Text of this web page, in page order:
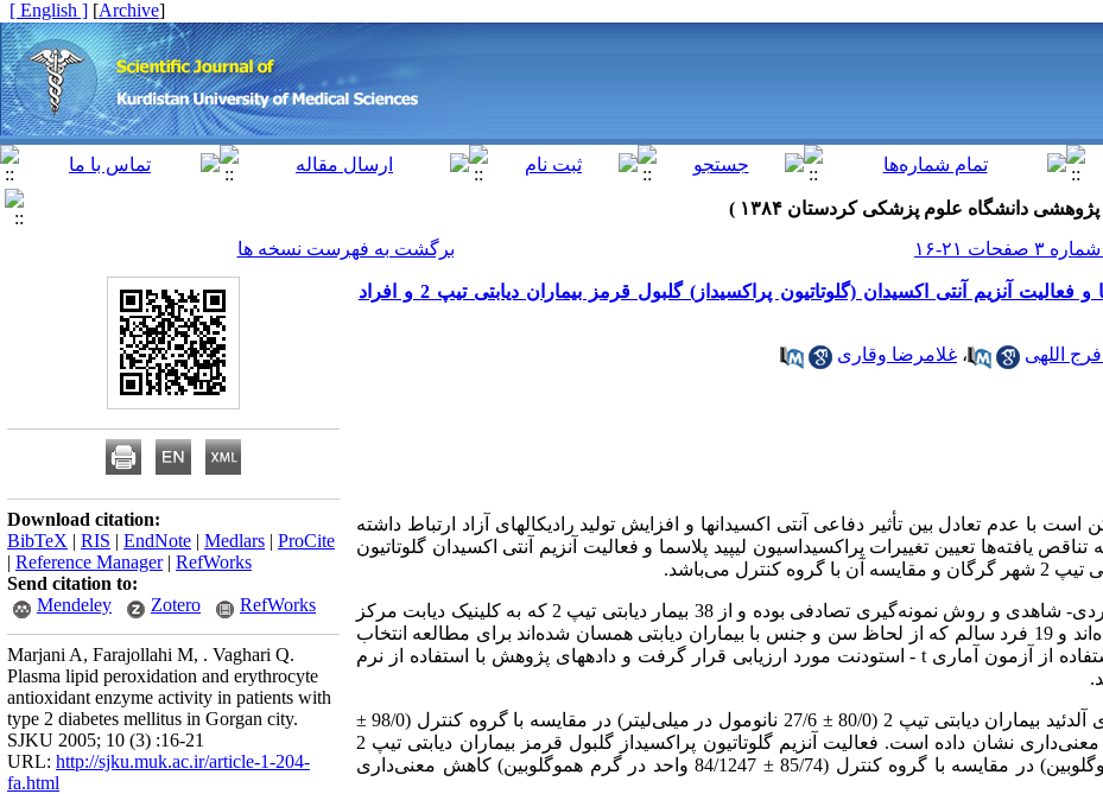
[
Archive
]
[ English ]
برگشت به فهرست نسخه ها
مقایسه پراکسیداسیون لیپید پلاسما و فعالیت آنزیم آنتی اکسیدان (گلوتاتیون پراکسیداز) گلبول قرمز بیماران دیابتی تیپ 2 و افراد
اللهی ، غلامرضا وقاری
است با عدم تعادل بین تأثیر دفاعی آنتی اکسیدانها و افزایش تولید رادیکالهای آزاد ارتباط داشته
یافته‌ها تعیین تغییرات پراکسیداسیون لیپید پلاسما و فعالیت آنزیم آنتی اکسیدان گلوتاتیون
می‌باشد.
مطالعه از نوع موردی- شاهدی و روش نمونه‌گیری تصادفی بوده و از 38 بیمار دیابتی تیپ 2 که به کلینیک دیابت مرکز
آموزشی درمانی 5 آذر مراجعه نموده‌اند و 19 فرد سالم که از لحاظ سن و جنس با بیماران دیابتی همسان شده‌اند برای مطالعه انتخاب
گردیدند. اطلاعات بدست آمده با استفاده از آزمون آماری t - استودنت مورد ارزیابی قرار گرفت و دادههای پژوهش با استفاده از نرم
سطح پلاسمایی مالون دی آلدئید بیماران دیابتی تیپ 2 (80/0 ± 27/6 نانومول در میلی‌لیتر) در مقایسه با گروه کنترل (98/0 ±
56/3 نانومول در میلی‌لیتر) افزایش معنی‌داری نشان داده است. فعالیت آنزیم گلوتاتیون پراکسیداز گلبول قرمز بیماران دیابتی تیپ 2
(10/78 ± 94/1037 واحد در گرم هموگلوبین) در مقایسه با گروه کنترل (85/74 ± 84/1247 واحد در گرم هموگلوبین) کاهش معنی‌داری
Download citation:
BibTeX | RIS | EndNote | Medlars | ProCite
| Reference Manager| RefWorks
Send citation to:
Mendeley
Zotero RefWorks
Marjani A, Farajollahi M, . Vaghari Q.
Plasma lipid peroxidation and erythrocyte
antioxidant enzyme activity in patients with
type 2 diabetes mellitus in Gorgan city.
SJKU 2005; 10 (3) :16-21
URL: http://sjku.muk.ac.ir/article-1-204-
fa.html